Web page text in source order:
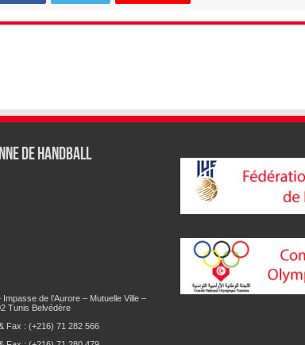
de Handball
de l’Aurore – Mutuelle Ville –
Tunis Belvédère
Fax : (+216) 71 282 566